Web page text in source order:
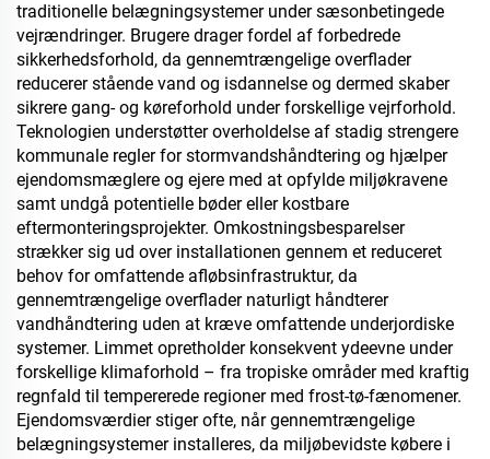
traditionelle belægningsystemer under sæsonbetingede
vejrændringer. Brugere drager fordel af forbedrede
sikkerhedsforhold, da gennemtrængelige overflader
reducerer stående vand og isdannelse og dermed skaber
sikrere gang- og køreforhold under forskellige vejrforhold.
Teknologien understøtter overholdelse af stadig strengere
kommunale regler for stormvandshåndtering og hjælper
ejendomsmæglere og ejere med at opfylde miljøkravene
samt undgå potentielle bøder eller kostbare
eftermonteringsprojekter. Omkostningsbesparelser
strækker sig ud over installationen gennem et reduceret
behov for omfattende afløbsinfrastruktur, da
gennemtrængelige overflader naturligt håndterer
vandhåndtering uden at kræve omfattende underjordiske
systemer. Limmet opretholder konsekvent ydeevne under
forskellige klimaforhold – fra tropiske områder med kraftig
regnfald til tempererede regioner med frost-tø-fænomener.
Ejendomsværdier stiger ofte, når gennemtrængelige
belægningsystemer installeres, da miljøbevidste købere i